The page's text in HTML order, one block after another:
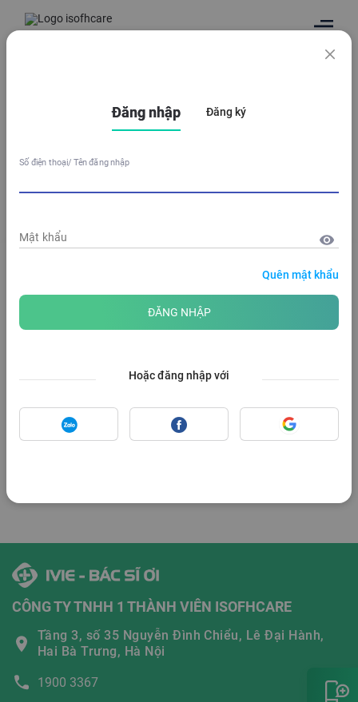
Bạn chưa có Hồ sơ sức khỏe
CÔNG TY TNHH 1 THÀNH VIÊN ISOFHCARE
Tầng 3, số 35 Nguyễn Đình Chiểu, Lê Đại Hành,
Hai Bà Trưng, Hà Nội
1900 3367
Đăng nhập Đăng ký
Số điện thoại/ Tên đăng nhập
Mật khẩu
Quên mật khẩu
ĐĂNG NHẬP
Hoặc đăng nhập với